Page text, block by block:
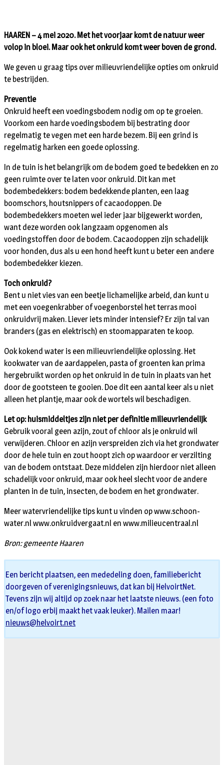
HAAREN – 4 mei 2020. Met het voorjaar komt de natuur weer
volop in bloei. Maar ook het onkruid komt weer boven de grond.
We geven u graag tips over milieuvriendelijke opties om onkruid
te bestrijden.
Preventie
Onkruid heeft een voedingsbodem nodig om op te groeien.
Voorkom een harde voedingsbodem bij bestrating door
regelmatig te vegen met een harde bezem. Bij een grind is
regelmatig harken een goede oplossing.
In de tuin is het belangrijk om de bodem goed te bedekken en zo
geen ruimte over te laten voor onkruid. Dit kan met
bodembedekkers: bodem bedekkende planten, een laag
boomschors, houtsnippers of cacaodoppen. De
bodembedekkers moeten wel ieder jaar bijgewerkt worden,
want deze worden ook langzaam opgenomen als
voedingstoffen door de bodem. Cacaodoppen zijn schadelijk
voor honden, dus als u een hond heeft kunt u beter een andere
bodembedekker kiezen.
Toch onkruid?
Bent u niet vies van een beetje lichamelijke arbeid, dan kunt u
met een voegenkrabber of voegenborstel het terras mooi
onkruidvrij maken. Liever iets minder intensief? Er zijn tal van
branders (gas en elektrisch) en stoomapparaten te koop.
Ook kokend water is een milieuvriendelijke oplossing. Het
kookwater van de aardappelen, pasta of groenten kan prima
hergebruikt worden op het onkruid in de tuin in plaats van het
door de gootsteen te gooien. Doe dit een aantal keer als u niet
alleen het plantje, maar ook de wortels wil beschadigen.
Let op: huismiddeltjes zijn niet per definitie milieuvriendelijk
Gebruik vooral geen azijn, zout of chloor als je onkruid wil
verwijderen. Chloor en azijn verspreiden zich via het grondwater
door de hele tuin en zout hoopt zich op waardoor er verzilting
van de bodem ontstaat. Deze middelen zijn hierdoor niet alleen
schadelijk voor onkruid, maar ook heel slecht voor de andere
planten in de tuin, insecten, de bodem en het grondwater.
Meer watervriendelijke tips kunt u vinden op www.schoon-
water.nl www.onkruidvergaat.nl en www.milieucentraal.nl
Bron: gemeente Haaren
Een bericht plaatsen, een mededeling doen, familiebericht
doorgeven of verenigingsnieuws, dat kan bij HelvoirtNet.
Tevens zijn wij altijd op zoek naar het laatste nieuws. (een foto
en/of logo erbij maakt het vaak leuker). Mailen maar!
nieuws@helvoirt.net